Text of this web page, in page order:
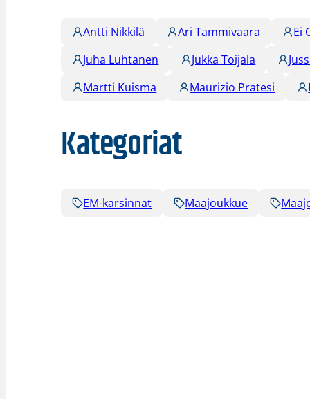
Antti Nikkilä Ari Tammivaara Ei
Juha Luhtanen
Jukka Toijala
Martti Kuisma
Maurizio Pratesi
Kategoriat
EM-karsinnat Maajoukkue